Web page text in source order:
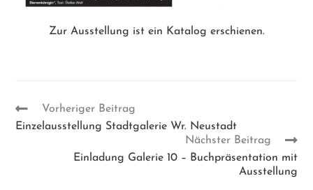
Zur Ausstellung ist ein Katalog erschienen.
Vorheriger Beitrag
Einzelausstellung Stadtgalerie Wr. Neustadt
Nächster Beitrag
Einladung Galerie 10 – Buchpräsentation mit
Ausstellung